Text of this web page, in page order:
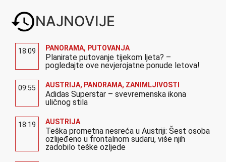
NAJNOVIJE
18:09 PANORAMA, PUTOVANJA
Planirate putovanje tijekom ljeta? –
pogledajte ove nevjerojatne ponude letova!
09:55 AUSTRIJA, PANORAMA, ZANIMLJIVOSTI
Adidas Superstar – svevremenska ikona
uličnog stila
18:19 AUSTRIJA
Teška prometna nesreća u Austriji: Šest osoba
ozlijeđeno u frontalnom sudaru, više njih
zadobilo teške ozljede